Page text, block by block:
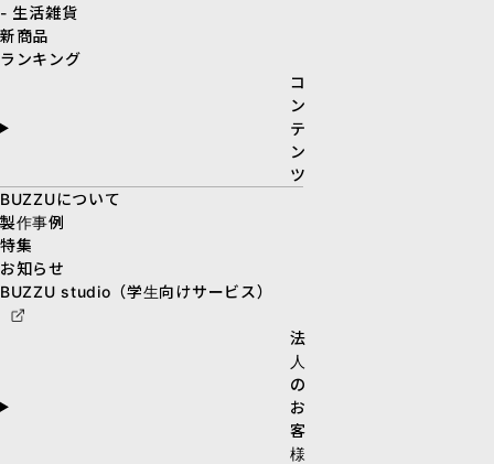
- 生活雑貨
新商品
ランキング
コ
ン
テ
ン
ツ
BUZZUについて
製作事例
特集
お知らせ
BUZZU studio（学生向けサービス）
法
人
の
お
客
様